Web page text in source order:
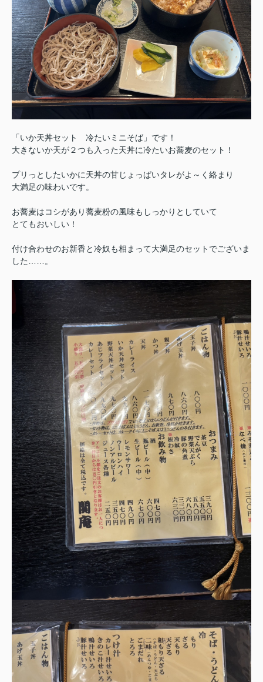
「いか天丼セット 冷たいミニそば」です！
大きないか天が２つも入った天丼に冷たいお蕎麦のセット！
プリっとしたいかに天丼の甘じょっぱいタレがよ～く絡まり
大満足の味わいです。
お蕎麦はコシがあり蕎麦粉の風味もしっかりとしていて
とてもおいしい！
付け合わせのお新香と冷奴も相まって大満足のセットでございま
した……。